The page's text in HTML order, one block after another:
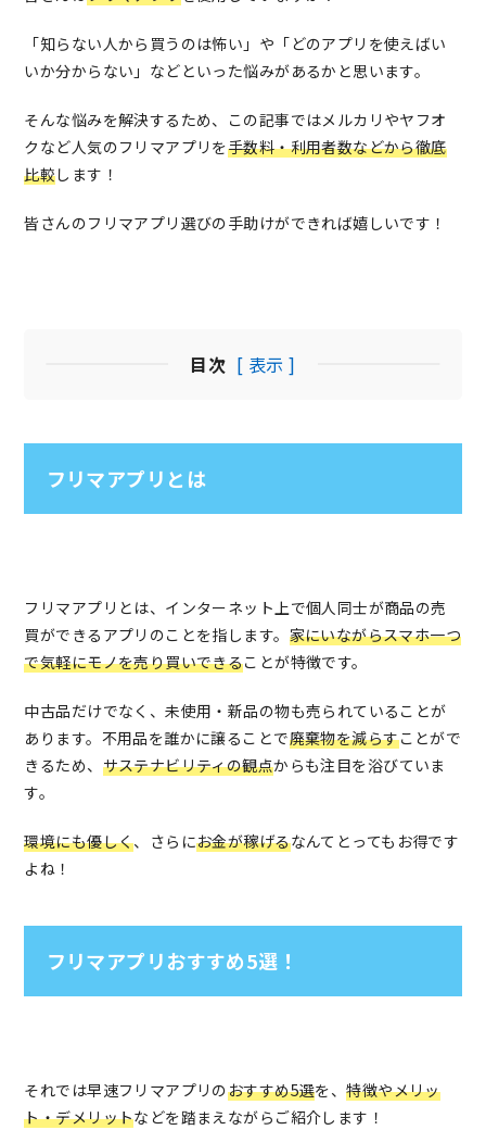
「知らない人から買うのは怖い」や「どのアプリを使えばい
いか分からない」などといった悩みがあるかと思います。
そんな悩みを解決するため、この記事ではメルカリやヤフオ
クなど人気のフリマアプリを手数料・利用者数などから徹底
比較します！
皆さんのフリマアプリ選びの手助けができれば嬉しいです！
目次 [ 表示 ]
フリマアプリとは
フリマアプリとは、インターネット上で個人同士が商品の売
買ができるアプリのことを指します。 家にいながらスマホ一つ
で気軽にモノを売り買いできることが特徴です。
中古品だけでなく、未使用・新品の物も売られていることが
あります。不用品を誰かに譲ることで廃棄物を減らすことがで
きるため、 サステナビリティの観点からも注目を浴びていま
す。
環境にも優しく、さらにお金が稼げるなんてとってもお得です
よね！
フリマアプリおすすめ5選！
それでは早速フリマアプリのおすすめ5選を、特徴やメリッ
ト・デメリットなどを踏まえながらご紹介します！